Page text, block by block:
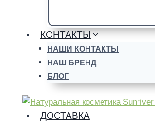
КОНТАКТЫ
НАШИ КОНТАКТЫ
НАШ БРЕНД
БЛОГ
ДОСТАВКА